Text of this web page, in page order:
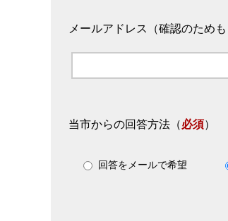
メールアドレス（確認のため
当市からの回答方法 （必須）
回答をメールで希望